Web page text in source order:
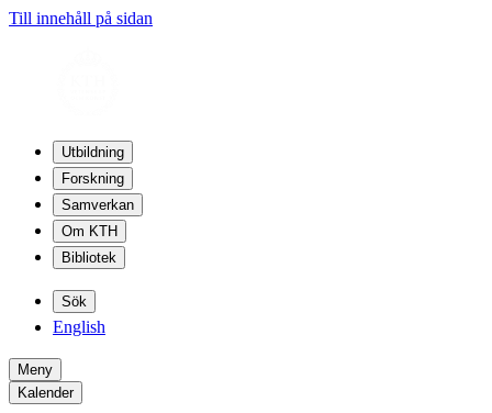
Till innehåll på sidan
Utbildning
Forskning
Samverkan
Om KTH
Bibliotek
Sök
English
Meny
Kalender